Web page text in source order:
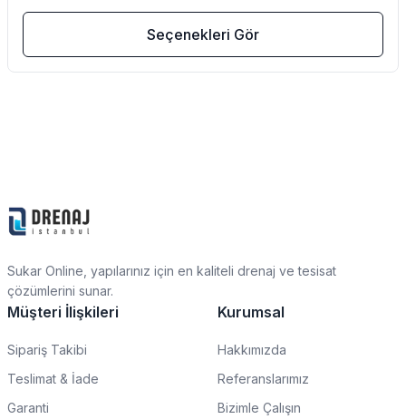
Seçenekleri Gör
Sukar Online, yapılarınız için en kaliteli drenaj ve tesisat
çözümlerini sunar.
Müşteri İlişkileri
Sipariş Takibi
Teslimat & İade
Garanti
Kurumsal
Hakkımızda
Referanslarımız
Bizimle Çalışın